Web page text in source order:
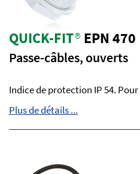
QUICK-FIT®EPN 470
Passe-câbles, ouverts
Indice de protection IP 54.
Plus de détails ...